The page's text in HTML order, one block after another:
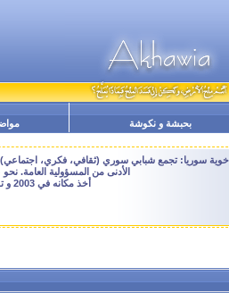
بحبشة و نكوشة
سوريا: تجمع شبابي سوري (ثقافي، فكري، اجتماعي)
الأدنى من المسؤولية العامة.
أخذ مكانه في 2003 و توقف قسراً نهاية 2009 - النسخة الحالية هنا هي ارشيفية للتصفح فقط